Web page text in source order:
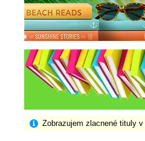
Zobrazujem zlacnené tituly